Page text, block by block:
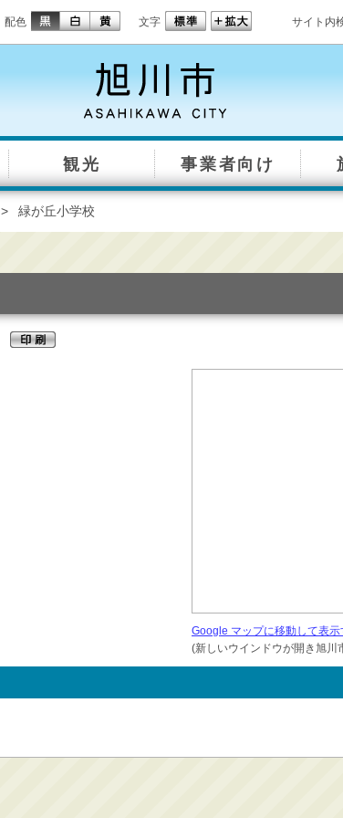
配色 文字 サイト内
観光 事業者向け
> 緑が丘小学校
Google マップに移動して表示
(新しいウインドウが開き旭川